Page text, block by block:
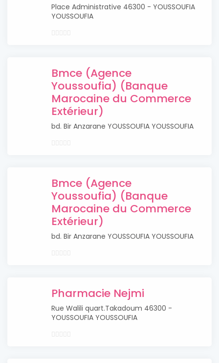
Place Administrative 46300 - YOUSSOUFIA
YOUSSOUFIA
Bmce (Agence
Youssoufia) (Banque
Marocaine du Commerce
Extérieur)
bd. Bir Anzarane YOUSSOUFIA YOUSSOUFIA
Bmce (Agence
Youssoufia) (Banque
Marocaine du Commerce
Extérieur)
bd. Bir Anzarane YOUSSOUFIA YOUSSOUFIA
Pharmacie Nejmi
Rue Walili quart.Takadoum 46300 -
YOUSSOUFIA YOUSSOUFIA